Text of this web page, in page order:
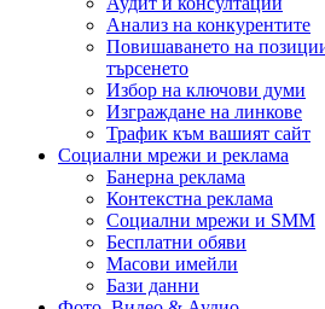
Анализ на конкурентите
Повишаването на
търсенето
Избор на ключови думи
Изграждане на линкове
Трафик към вашият сайт
Социални мрежи и реклама
Банерна реклама
Контекстна реклама
Социални мрежи и SMM
Бесплатни обяви
Масови имейли
Бази данни